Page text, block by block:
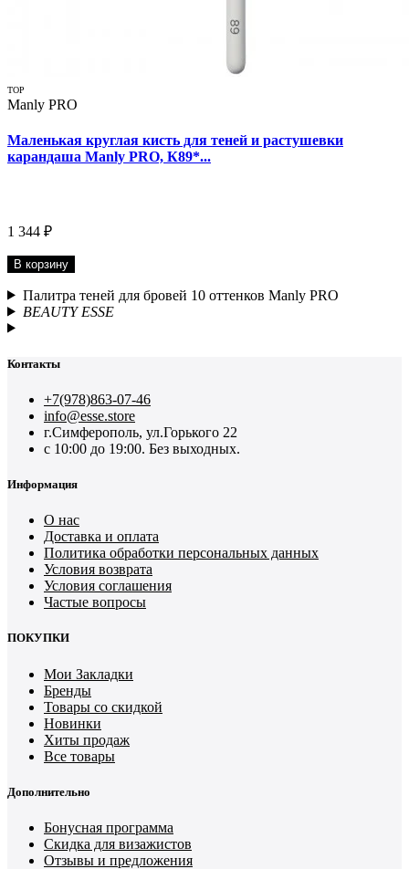
TOP
Manly PRO
Маленькая круглая кисть для теней и растушевки
карандаша Manly PRO, К89*...
1 344 ₽
В корзину
Палитра теней для бровей 10 оттенков Manly PRO
BEAUTY ESSE
Контакты
+7(978)863-07-46
info@esse.store
г.Симферополь, ул.Горького 22
с 10:00 до 19:00. Без выходных.
Информация
О нас
Доставка и оплата
Политика обработки персональных данных
Условия возврата
Условия соглашения
Частые вопросы
ПОКУПКИ
Мои Закладки
Бренды
Товары со скидкой
Новинки
Хиты продаж
Все товары
Дополнительно
Бонусная программа
Скидка для визажистов
Отзывы и предложения